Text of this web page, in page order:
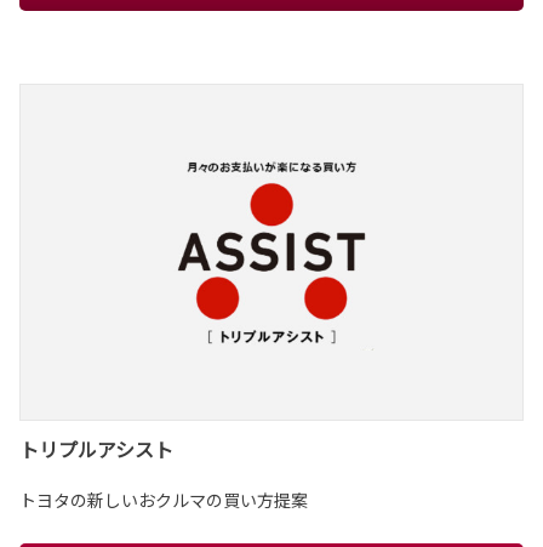
トリプルアシスト
トヨタの新しいおクルマの買い方提案